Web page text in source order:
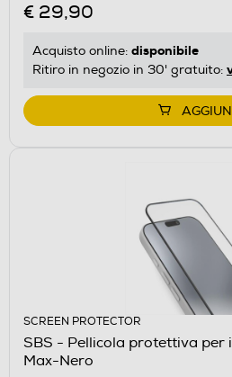
€ 29,90
Acquisto online: disponibile
Ritiro in negozio in 30' gratuito:
SCREEN PROTECTOR
SBS - Pellicola protettiva per
Max-Nero